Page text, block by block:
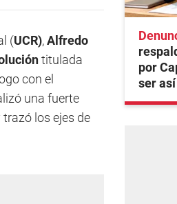
(UCR),Alfredo
titulada
con el
una fuerte
los ejes de
por
ser